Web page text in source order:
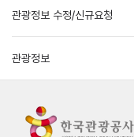
관광정보 수정/신규요청
관광정보